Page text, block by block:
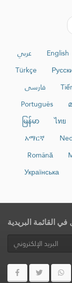
عربي English
Türkçe
فارسی
Português
မြန်မာ
ไทย
አማርኛ
Română
Українська
في القائمة البريدية